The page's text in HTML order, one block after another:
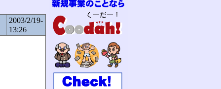
2003/2/19-
13:26